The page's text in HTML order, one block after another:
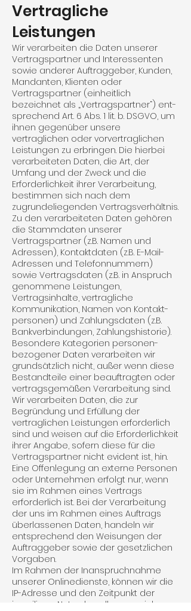
Vertragliche
Leistungen
Wir verarbeiten die Daten unserer
Vertragspartner und Interessenten
sowie anderer Auftraggeber, Kunden,
Mandanten, Klienten oder
Vertragspartner (einheitlich
bezeichnet als „Vertragspartner“) ent­
sprechend Art. 6 Abs. 1 lit. b. DSGVO, um
ihnen gegenüber unsere
vertraglichen oder vorvertraglichen
Leistungen zu erbringen. Die hierbei
verarbeiteten Daten, die Art, der
Umfang und der Zweck und die
Erforderlichkeit ihrer Verarbeitung,
bestimmen sich nach dem
zugrundeliegenden Vertragsverhältnis.
Zu den verarbeiteten Daten gehören
die Stammdaten unserer
Vertragspartner (z.B. Namen und
Adressen), Kontaktdaten (z.B. E-Mail-
Adressen und Telefonnummern)
sowie Vertragsdaten (z.B. in Anspruch
genommene Leistungen,
Vertragsinhalte, vertragliche
Kommunikation, Namen von Kontakt­
personen) und Zahlungsdaten (z.B.
Bankverbindungen, Zahlungshistorie).
Besondere Kategorien perso­nen­
bezogener Daten verarbeiten wir
grundsätzlich nicht, außer wenn diese
Bestandteile einer beauf­tragten oder
vertragsgemäßen Verarbeitung sind.
Wir verarbeiten Daten, die zur
Begründung und Erfüllung der
vertraglichen Leistungen erforderlich
sind und weisen auf die Erforderlichkeit
ihrer Angabe, sofern diese für die
Vertragspartner nicht evident ist, hin.
Eine Offenlegung an externe Personen
oder Unternehmen erfolgt nur, wenn
sie im Rahmen eines Vertrags
erforderlich ist. Bei der Verarbeitung
der uns im Rahmen eines Auftrags
überlassenen Daten, handeln wir
entsprechend den Weisungen der
Auftraggeber sowie der gesetzlichen
Vorgaben.
Im Rahmen der Inanspruchnahme
unserer Onlinedienste, können wir die
IP-Adresse und den Zeitpunkt der
jeweiligen Nutzerhandlung speichern.